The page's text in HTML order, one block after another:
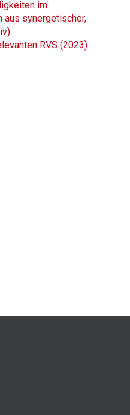
im
aus synergetischer,
RVS (2023)